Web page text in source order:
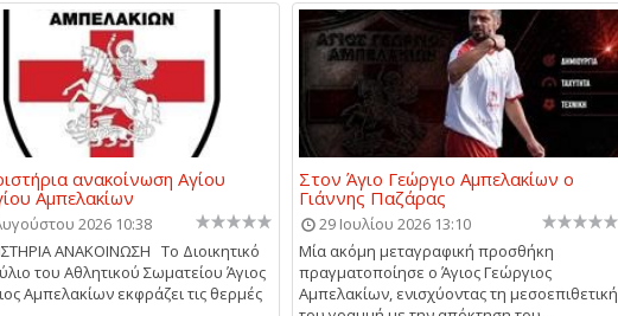
ανακοίνωση Αγίου
Αμπελακίων
2026 10:38
ΑΝΑΚΟΙΝΩΣΗ Το Διοικητικό
του Αθλητικού Σωματείου Άγιος
Αμπελακίων εκφράζει τις θερμές
Στον Άγιο Γεώργιο Αμπελακίων ο
Γιάννης Παζάρας
29 Ιουλίου 2026 13:10
Μία ακόμη μεταγραφική προσθήκη
πραγματοποίησε ο Άγιος Γεώργιος
Αμπελακίων, ενισχύοντας τη μεσοεπιθετική